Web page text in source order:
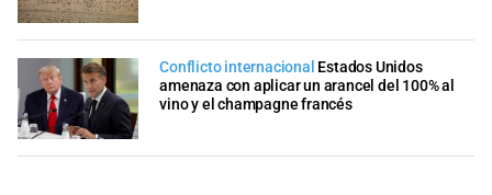
Conflicto internacional Estados Unidos
amenaza con aplicar un arancel del 100% al
vino y el champagne francés